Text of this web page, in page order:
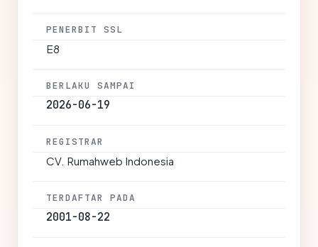
PENERBIT SSL
E8
BERLAKU SAMPAI
2026-06-19
REGISTRAR
CV. Rumahweb Indonesia
TERDAFTAR PADA
2001-08-22